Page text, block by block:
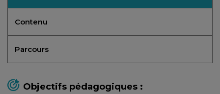
Contenu
Parcours
Objectifs pédagogiques :